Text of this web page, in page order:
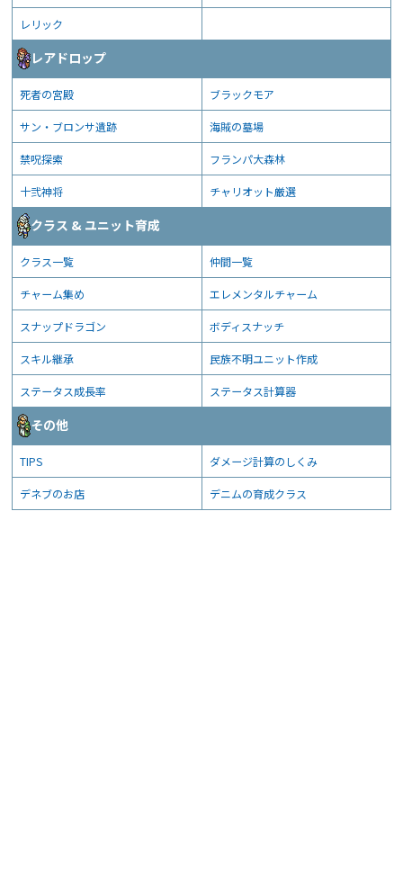
レリック
レアドロップ
死者の宮殿 ブラックモア
サン・ブロンサ遺跡 海賊の墓場
禁呪探索 フランパ大森林
十弐神将 チャリオット厳選
クラス & ユニット育成
クラス一覧 仲間一覧
チャーム集め エレメンタルチャーム
スナップドラゴン ボディスナッチ
スキル継承 民族不明ユニット作成
ステータス成長率 ステータス計算器
その他
TIPS ダメージ計算のしくみ
デネブのお店 デニムの育成クラス